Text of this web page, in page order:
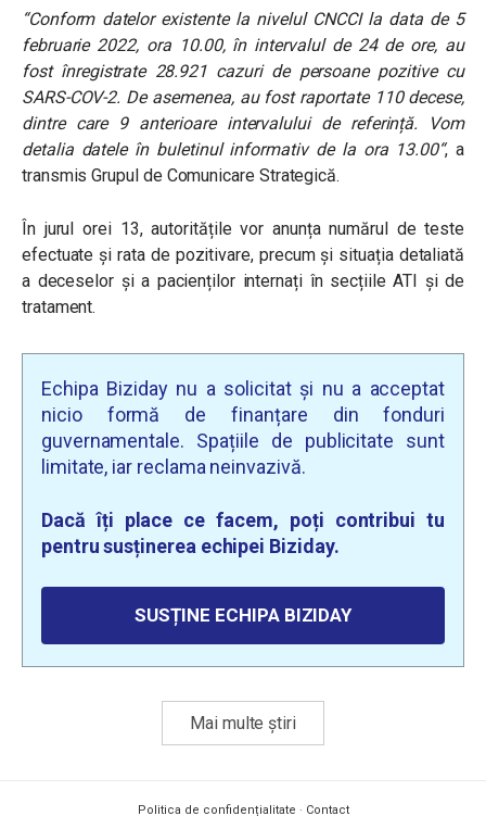
“Conform datelor existente la nivelul CNCCI la data de 5
februarie 2022, ora 10.00, în intervalul de 24 de ore, au
fost înregistrate 28.921 cazuri de persoane pozitive cu
SARS-COV-2. De asemenea, au fost raportate 110 decese,
dintre care 9 anterioare intervalului de referință. Vom
detalia datele în buletinul informativ de la ora 13.00“, a
transmis Grupul de Comunicare Strategică.
În jurul orei 13, autoritățile vor anunța numărul de teste
efectuate și rata de pozitivare, precum și situația detaliată
a deceselor și a pacienților internați în secțiile ATI și de
tratament.
Echipa Biziday nu a solicitat și nu a acceptat
nicio formă de finanțare din fonduri
guvernamentale. Spațiile de publicitate sunt
limitate, iar reclama neinvazivă.
Dacă îți place ce facem, poți contribui tu
pentru susținerea echipei Biziday.
SUSȚINE ECHIPA BIZIDAY
Mai multe știri
Politica de confidențialitate · Contact